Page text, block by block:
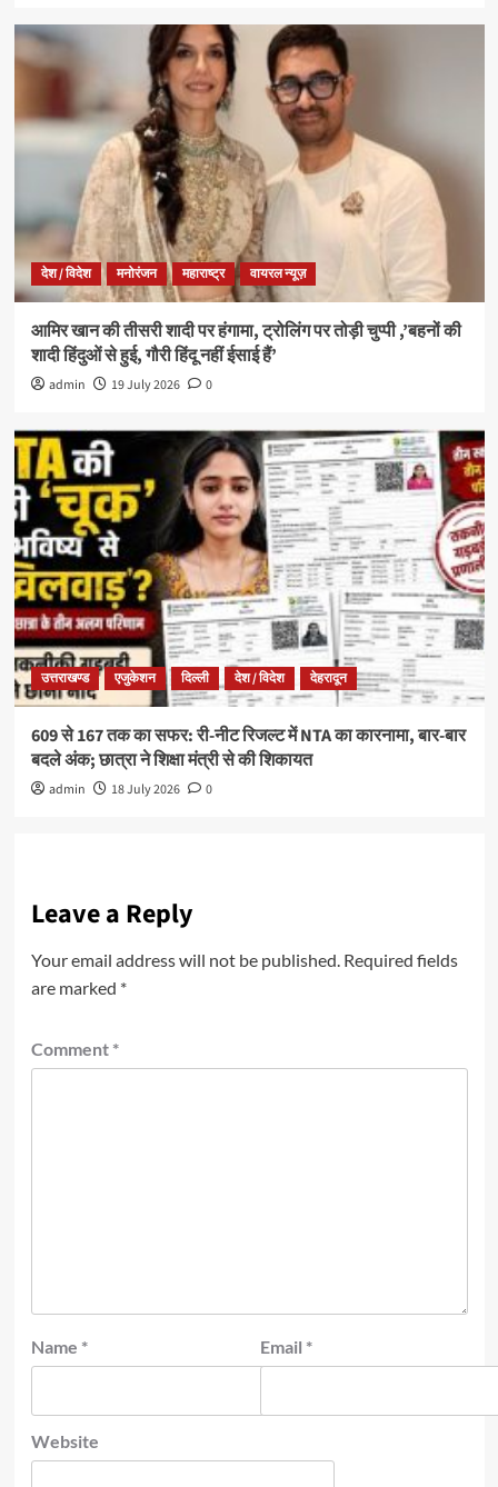
देश / विदेश मनोरंजन महाराष्ट्र वायरल न्यूज़
आमिर खान की तीसरी शादी पर हंगामा, ट्रोलिंग पर तोड़ी चुप्पी ,’बहनों की
शादी हिंदुओं से हुई, गौरी हिंदू नहीं ईसाई हैं’
admin 19 July 2026 0
उत्तराखण्ड एजुकेशन दिल्ली देश / विदेश देहरादून
609 से 167 तक का सफर: री-नीट रिजल्ट में NTA का कारनामा, बार-बार
बदले अंक; छात्रा ने शिक्षा मंत्री से की शिकायत
admin 18 July 2026 0
Leave a Reply
Your email address will not be published. Required fields
are marked *
Comment *
Name * Email *
Website